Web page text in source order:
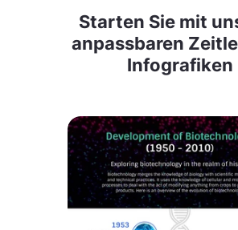
Starten Sie mit
anpassbaren
Infografiken